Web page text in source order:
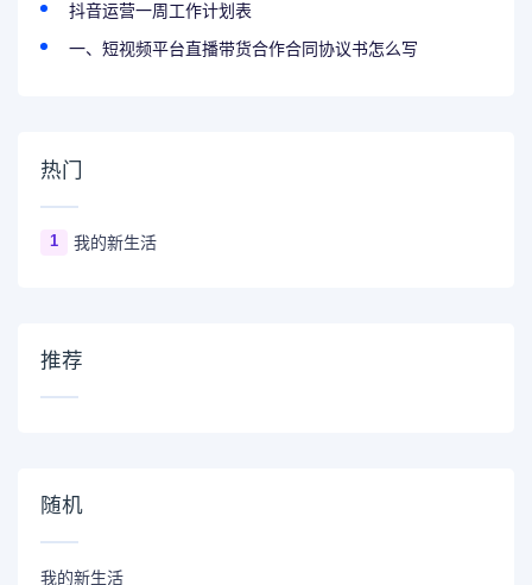
抖音运营一周工作计划表
一、短视频平台直播带货合作合同协议书怎么写
热门
1 我的新生活
推荐
随机
我的新生活